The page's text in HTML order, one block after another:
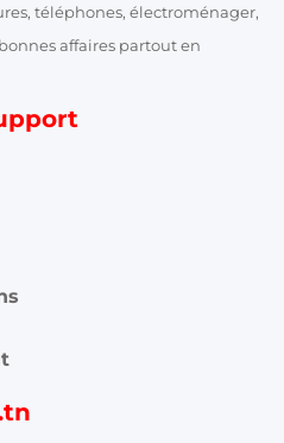
téléphones, électroménager,
affaires partout en